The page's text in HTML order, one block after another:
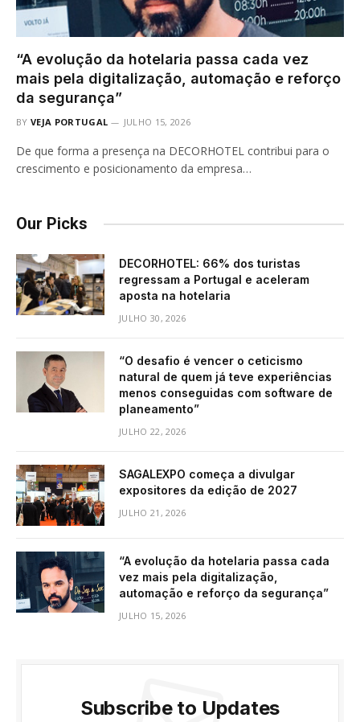
“A evolução da hotelaria passa cada vez
mais pela digitalização, automação e reforço
da segurança”
BY VEJA PORTUGAL JULHO 15, 2026
De que forma a presença na DECORHOTEL contribui para o
crescimento e posicionamento da empresa…
Our Picks
DECORHOTEL: 66% dos turistas
regressam a Portugal e aceleram
aposta na hotelaria
JULHO 30, 2026
“O desafio é vencer o ceticismo
natural de quem já teve experiências
menos conseguidas com software de
planeamento”
JULHO 22, 2026
SAGALEXPO começa a divulgar
expositores da edição de 2027
JULHO 21, 2026
“A evolução da hotelaria passa cada
vez mais pela digitalização,
automação e reforço da segurança”
JULHO 15, 2026
Subscribe to Updates